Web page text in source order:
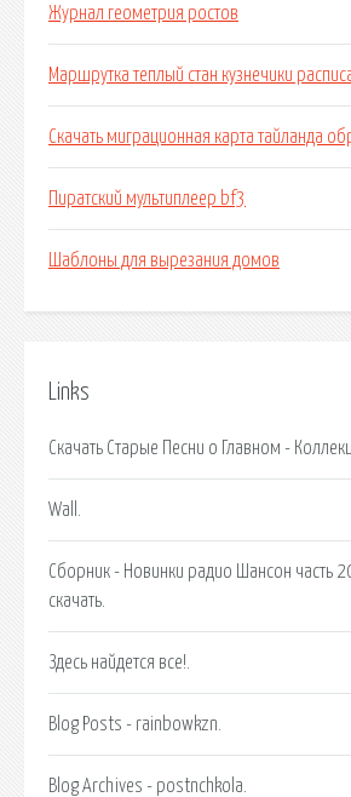
Журнал геометрия ростов
Маршрутка теплый стан кузнечики
Скачать миграционная карта тайланда
Пиратский мультиплеер bf3
Шаблоны для вырезания домов
Links
Скачать Старые Песни о Главном -
Wall.
Сборник - Новинки радио Шансон часть
скачать.
Здесь найдется все!.
Blog Posts - rainbowkzn.
Blog Archives - postnchkola.